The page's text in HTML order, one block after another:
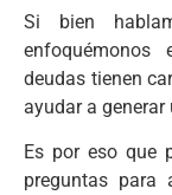
Si bien
deudas tienen
ayudar a
Es por eso que
preguntas para